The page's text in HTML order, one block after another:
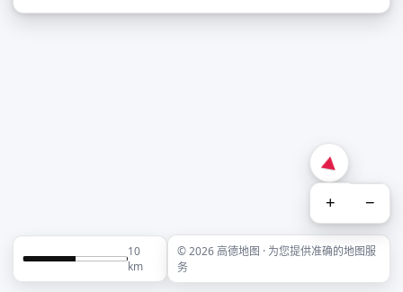
+ −
10
km
© 2026 高德地图 · 为您提供准确的地图服
务